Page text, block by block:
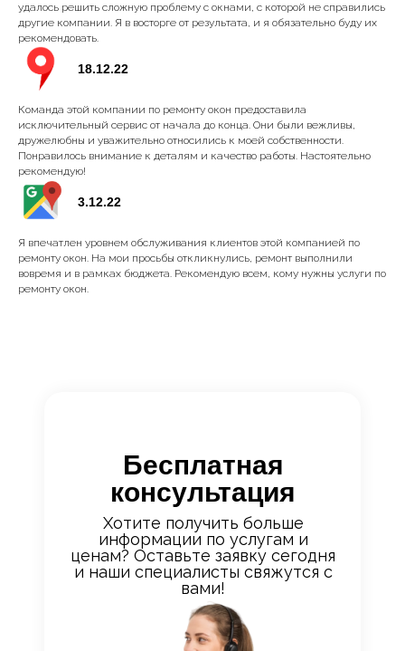
удалось решить сложную проблему с окнами, с которой не справились
другие компании. Я в восторге от результата, и я обязательно буду их
рекомендовать.
18.12.22
Команда этой компании по ремонту окон предоставила
исключительный сервис от начала до конца. Они были вежливы,
дружелюбны и уважительно относились к моей собственности.
Понравилось внимание к деталям и качество работы. Настоятельно
рекомендую!
3.12.22
Я впечатлен уровнем обслуживания клиентов этой компанией по
ремонту окон. На мои просьбы откликнулись, ремонт выполнили
вовремя и в рамках бюджета. Рекомендую всем, кому нужны услуги по
ремонту окон.
Бесплатная
консультация
Хотите получить больше
информации по услугам и
ценам? Оставьте заявку сегодня
и наши специалисты свяжутся с
вами!